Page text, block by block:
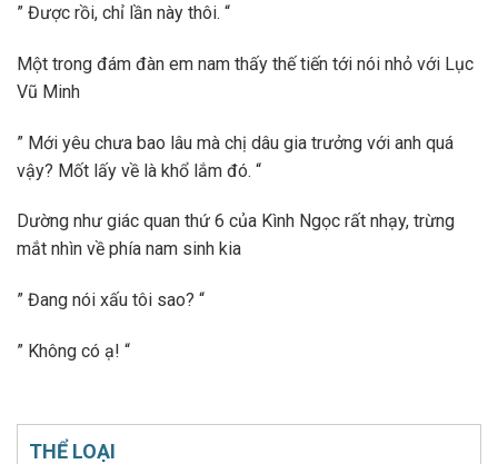
” Được rồi, chỉ lần này thôi. “
Một trong đám đàn em nam thấy thế tiến tới nói nhỏ với Lục
Vũ Minh
” Mới yêu chưa bao lâu mà chị dâu gia trưởng với anh quá
vậy? Mốt lấy về là khổ lắm đó. “
Dường như giác quan thứ 6 của Kình Ngọc rất nhạy, trừng
mắt nhìn về phía nam sinh kia
” Đang nói xấu tôi sao? “
” Không có ạ! “
THỂ LOẠI